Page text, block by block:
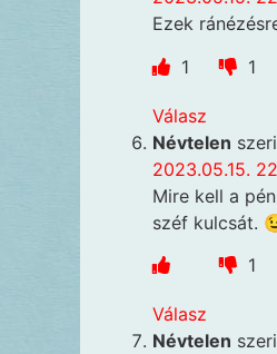
Ezek
1
1
Válasz
Névtelen
2023.05.15.
Mire kell a
széf kulcsát.
1
Válasz
Névtelen